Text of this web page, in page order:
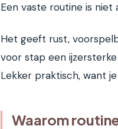
Een vaste routine is niet
Het geeft rust,
voor stap een
Lekker praktisch, want
Waarom